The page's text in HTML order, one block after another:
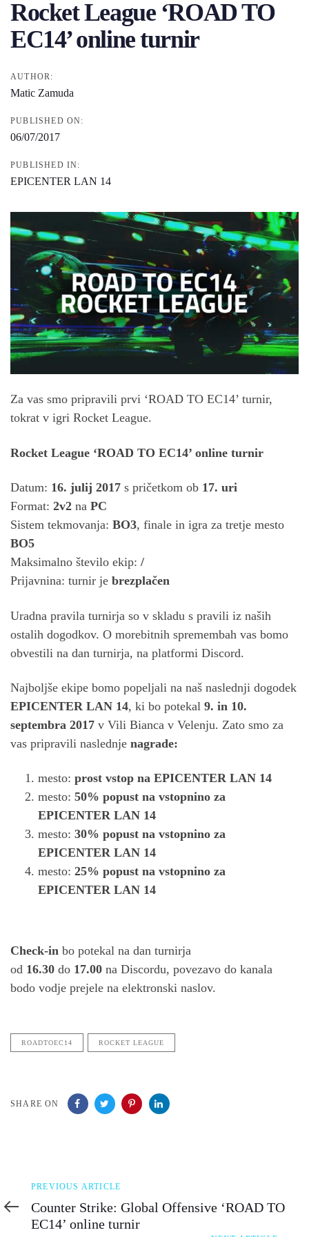
Rocket League ‘ROAD TO
EC14’ online turnir
AUTHOR:
Matic Zamuda
PUBLISHED ON:
06/07/2017
PUBLISHED IN:
EPICENTER LAN 14
Za vas smo pripravili prvi ‘ROAD TO EC14’ turnir,
tokrat v igri Rocket League.
Rocket League ‘ROAD TO EC14’ online turnir
Datum: 16. julij 2017 s pričetkom ob 17. uri
Format: 2v2 na PC
Sistem tekmovanja: BO3, finale in igra za tretje mesto
BO5
Maksimalno število ekip: /
Prijavnina: turnir je brezplačen
Uradna pravila turnirja so v skladu s pravili iz naših
ostalih dogodkov. O morebitnih spremembah vas bomo
obvestili na dan turnirja, na platformi Discord.
Najboljše ekipe bomo popeljali na naš naslednji dogodek
EPICENTER LAN 14, ki bo potekal 9. in 10.
septembra 2017 v Vili Bianca v Velenju. Zato smo za
vas pripravili naslednje nagrade:
mesto: prost vstop na EPICENTER LAN 14
mesto: 50% popust na vstopnino za
EPICENTER LAN 14
mesto: 30% popust na vstopnino za
EPICENTER LAN 14
mesto: 25% popust na vstopnino za
EPICENTER LAN 14
Check-in bo potekal na dan turnirja
od 16.30 do 17.00 na Discordu, povezavo do kanala
bodo vodje prejele na elektronski naslov.
ROADTOEC14 ROCKET LEAGUE
SHARE ON
Previous
Article
PREVIOUS ARTICLE
Counter Strike: Global Offensive ‘ROAD TO
EC14’ online turnir